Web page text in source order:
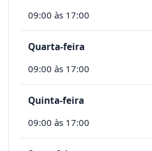
09:00 às 17:00
Quarta-feira
09:00 às 17:00
Quinta-feira
09:00 às 17:00